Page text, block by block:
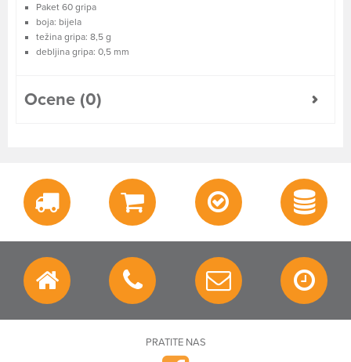
Paket 60 gripa
boja: bijela
težina gripa: 8,5 g
debljina gripa: 0,5 mm
Ocene (0)
PRATITE NAS